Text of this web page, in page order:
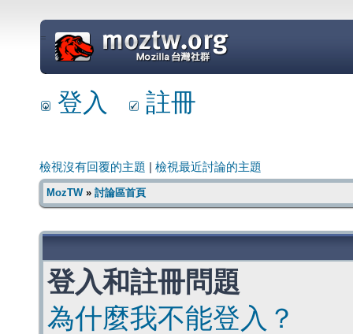
=
登入 註冊
檢視沒有回覆的主題 檢視最近討論的主題
MozTW» 討論區首頁
登入和註冊問題
為什麼我不能登入？